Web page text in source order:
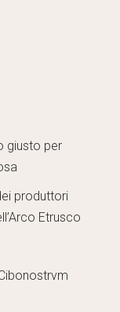
giusto per
produttori
Etrusco